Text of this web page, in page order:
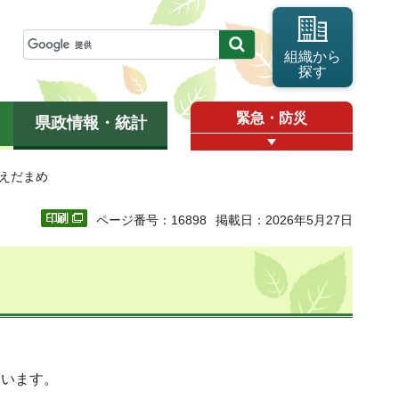
組織から
探す
県政情報・統計 緊急・防災
だまめ
ページ番号：16898 掲載日：2026年5月27日
ます。